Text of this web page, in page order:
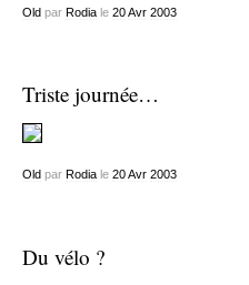
Oldpar Rodiale 20 Avr 2003
Triste journée…
Old par Rodiale 20 Avr 2003
Du vélo ?